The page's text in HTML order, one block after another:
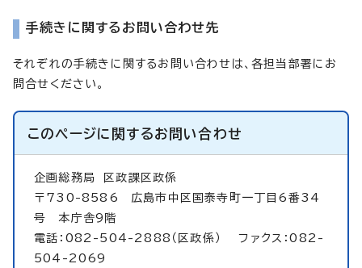
手続きに関するお問い合わせ先
それぞれの手続きに関するお問い合わせは、各担当部署にお
問合せください。
このページに関するお問い合わせ
企画総務局
区政課区政係
〒730-8586 広島市中区国泰寺町一丁目6番34
号 本庁舎9階
電話：082-504-2888（区政係） ファクス：082-
504-2069